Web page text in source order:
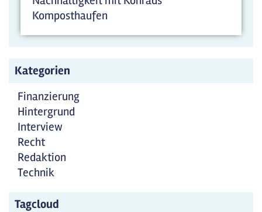
Komposthaufen
Kategorien
Finanzierung
Hintergrund
Interview
Recht
Redaktion
Technik
Tagcloud